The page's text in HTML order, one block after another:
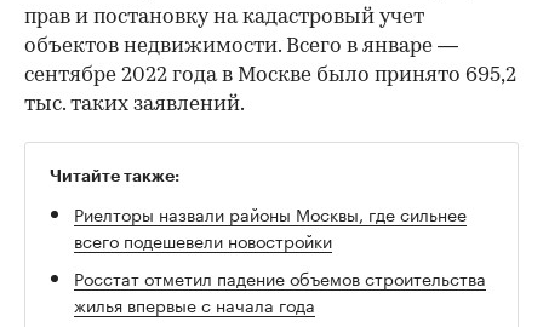
прав и постановку на кадастровый учет
объектов недвижимости. Всего в январе —
сентябре 2022 года в Москве было принято 695,2
тыс. таких заявлений.
Читайте также:
Риелторы назвали районы Москвы, где сильнее
всего подешевели новостройки
Росстат отметил падение объемов строительства
жилья впервые с начала года